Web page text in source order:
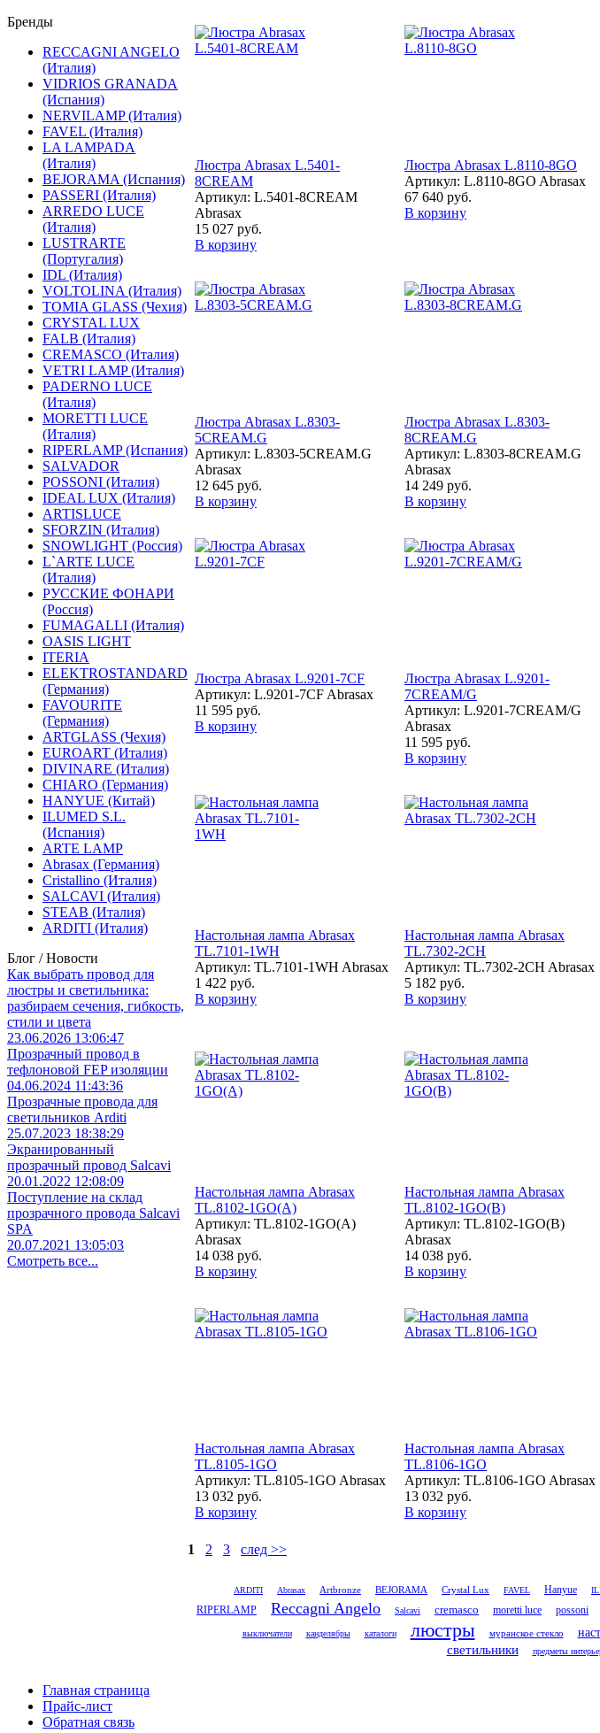
Бренды
RECCAGNI ANGELO
(Италия)
VIDRIOS GRANADA
(Испания)
NERVILAMP (Италия)
FAVEL (Италия)
LA LAMPADA
(Италия)
BEJORAMA (Испания)
PASSERI (Италия)
ARREDO LUCE
(Италия)
LUSTRARTE
(Португалия)
IDL (Италия)
VOLTOLINA (Италия)
TOMIA GLASS (Чехия)
CRYSTAL LUX
FALB (Италия)
CREMASCO (Италия)
VETRI LAMP (Италия)
PADERNO LUCE
(Италия)
MORETTI LUCE
(Италия)
RIPERLAMP (Испания)
SALVADOR
POSSONI (Италия)
IDEAL LUX (Италия)
ARTISLUCE
SFORZIN (Италия)
SNOWLIGHT (Россия)
L`ARTE LUCE
(Италия)
РУССКИЕ ФОНАРИ
(Россия)
FUMAGALLI (Италия)
OASIS LIGHT
ITERIA
ELEKTROSTANDARD
(Германия)
FAVOURITE
(Германия)
ARTGLASS (Чехия)
EUROART (Италия)
DIVINARE (Италия)
CHIARO (Германия)
HANYUE (Китай)
ILUMED S.L.
(Испания)
ARTE LAMP
Abrasax (Германия)
Cristallino (Италия)
SALCAVI (Италия)
STEAB (Италия)
ARDITI (Италия)
Блог / Новости
Как выбрать провод для
люстры и светильника:
разбираем сечения, гибкость,
стили и цвета
23.06.2026 13:06:47
Прозрачный провод в
тефлоновой FEP изоляции
04.06.2024 11:43:36
Прозрачные провода для
светильников Arditi
25.07.2023 18:38:29
Экранированный
прозрачный провод Salcavi
20.01.2022 12:08:09
Поступление на склад
прозрачного провода Salcavi
SPA
20.07.2021 13:05:03
Смотреть все...
Люстра Abrasax L.5401-
8CREAM
Артикул: L.5401-8CREAM
Abrasax
15 027 руб.
В корзину
Люстра Abrasax L.8110-8GO
Артикул: L.8110-8GO Abrasax
67 640 руб.
В корзину
Люстра Abrasax L.8303-
5CREAM.G
Артикул: L.8303-5CREAM.G
Abrasax
12 645 руб.
В корзину
Люстра Abrasax L.8303-
8CREAM.G
Артикул: L.8303-8CREAM.G
Abrasax
14 249 руб.
В корзину
Люстра Abrasax L.9201-7CF
Артикул: L.9201-7CF Abrasax
11 595 руб.
В корзину
Люстра Abrasax L.9201-
7CREAM/G
Артикул: L.9201-7CREAM/G
Abrasax
11 595 руб.
В корзину
Настольная лампа Abrasax
TL.7101-1WH
Артикул: TL.7101-1WH Abrasax
1 422 руб.
В корзину
Настольная лампа Abrasax
TL.7302-2CH
Артикул: TL.7302-2CH Abrasax
5 182 руб.
В корзину
Настольная лампа Abrasax
TL.8102-1GO(A)
Артикул: TL.8102-1GO(A)
Abrasax
14 038 руб.
В корзину
Настольная лампа Abrasax
TL.8102-1GO(В)
Артикул: TL.8102-1GO(В)
Abrasax
14 038 руб.
В корзину
Настольная лампа Abrasax
TL.8105-1GO
Артикул: TL.8105-1GO Abrasax
13 032 руб.
В корзину
Настольная лампа Abrasax
TL.8106-1GO
Артикул: TL.8106-1GO Abrasax
13 032 руб.
В корзину
1 2 3 след >>
ARDITI Abrasax Artbronze BEJORAMA Crystal Lux FAVEL Hanyue
RIPERLAMP
Reccagni Angelo Salcavi cremasco moretti luce possoni
выключатели канделябры каталоги люстры муранское стекло
светильники
предметы
Главная страница
Прайс-лист
Обратная связь